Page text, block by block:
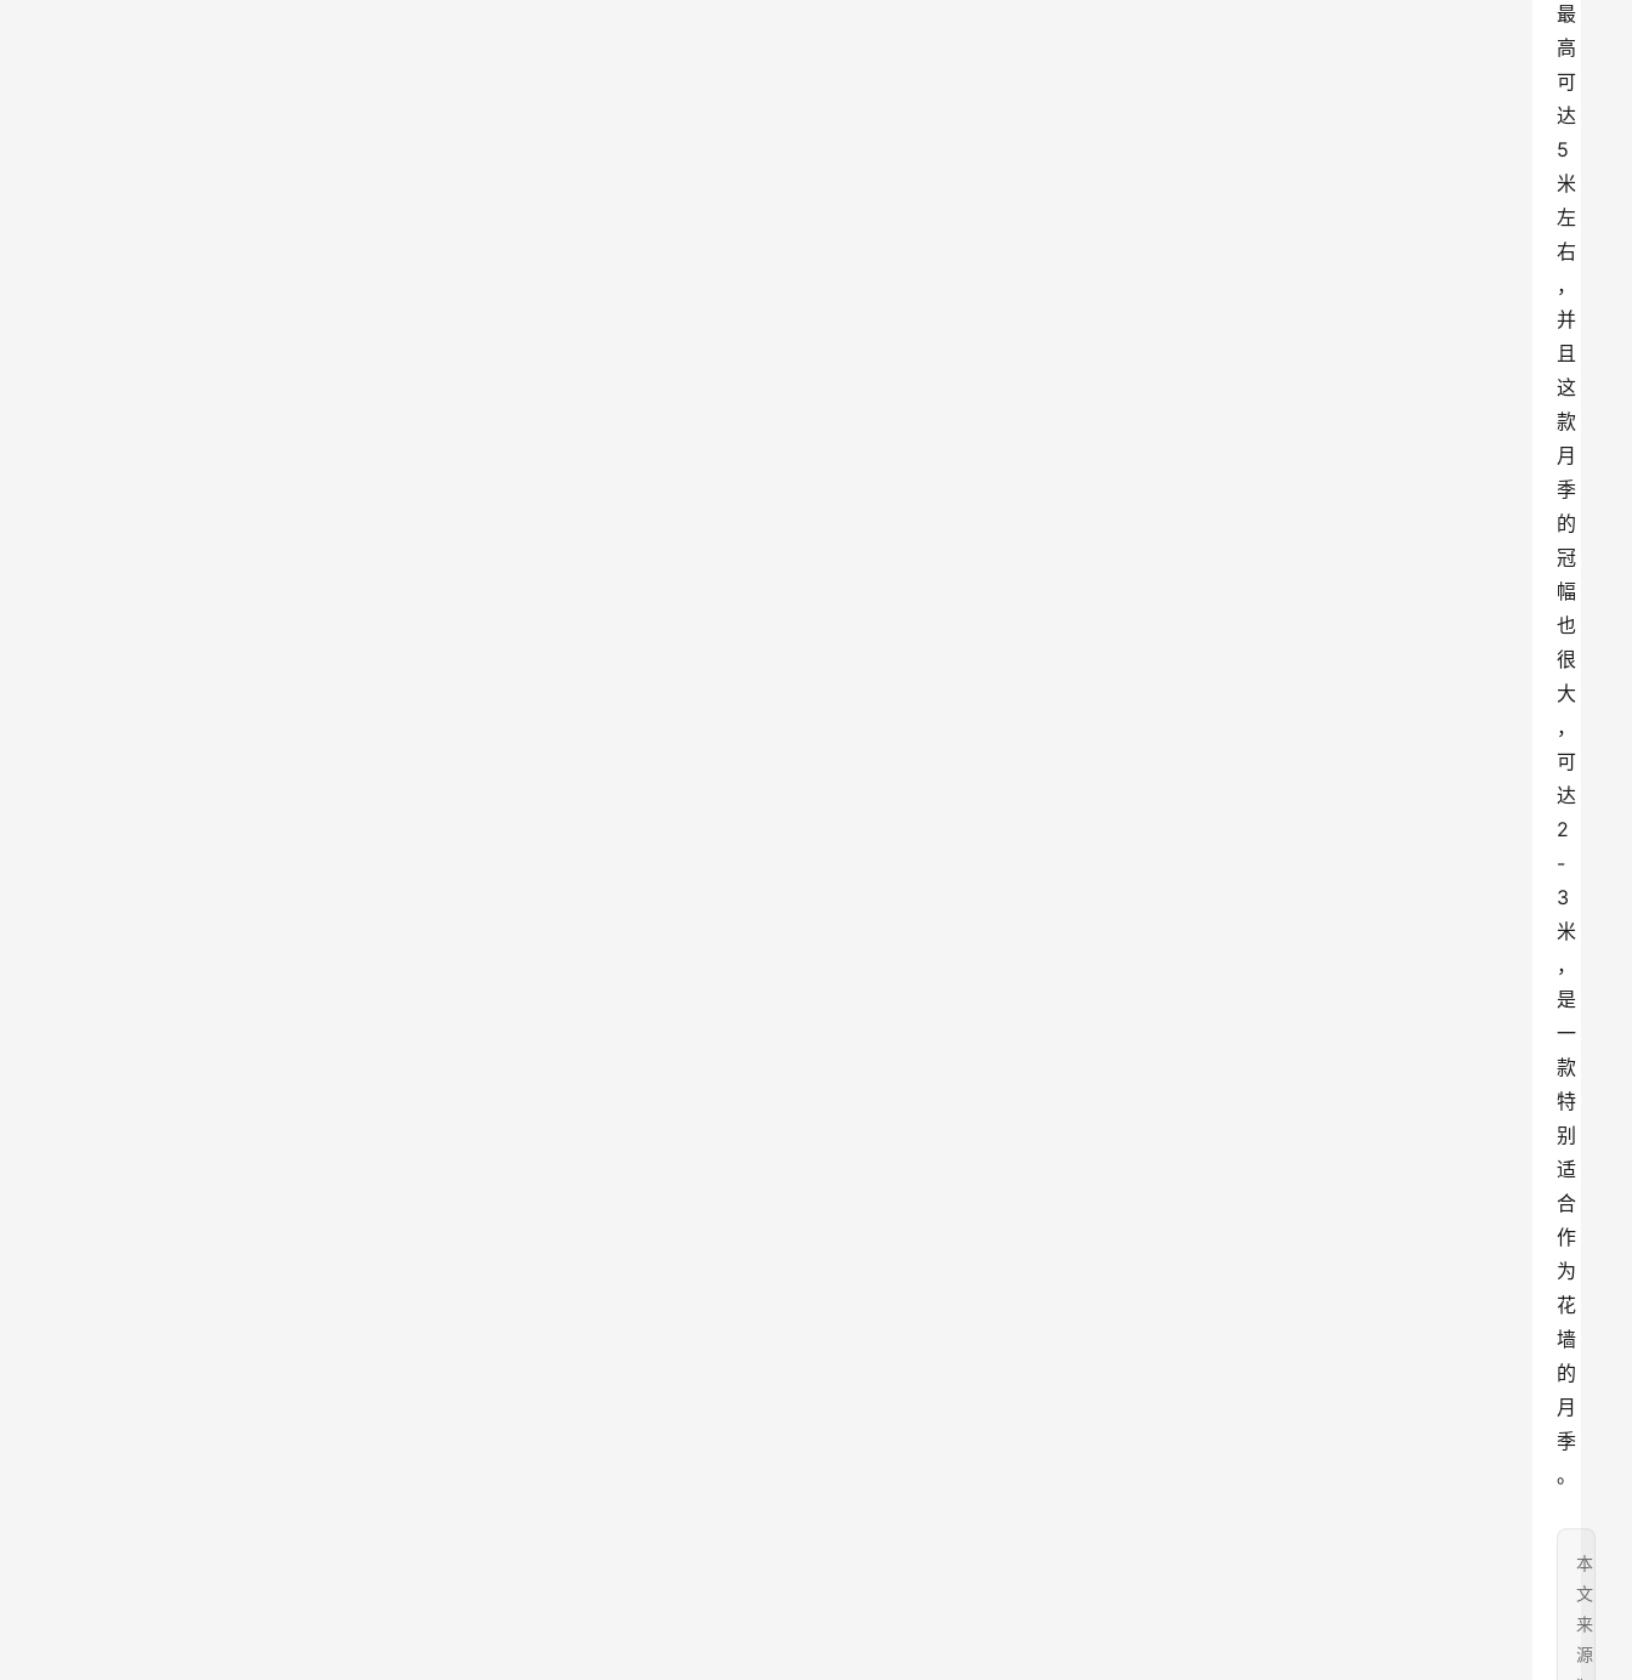
最
高
可
达
5
米
左
右
，
并
且
这
款
月
季
的
冠
幅
也
很
大
，
可
达
2
-
3
米
，
是
一
款
特
别
适
合
作
为
花
墙
的
月
季
。
本
文
来
源